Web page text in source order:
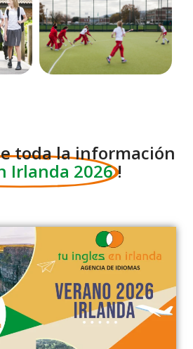
toda la información
Irlanda 2026!